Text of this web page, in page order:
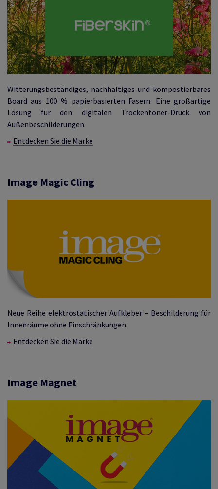
Witterungsbeständiges, nachhaltiges und kompostierbares
Board aus 100 % papierbasierten Fasern. Eine großartige
Lösung für den digitalen Trockentoner-Druck von
Außenbeschilderungen.
Entdecken Sie die Marke
Image Magic Cling
Neue Reihe elektrostatischer Aufkleber – Beschilderung für
Innenräume ohne Einschränkungen.
Entdecken Sie die Marke
Image Magnet